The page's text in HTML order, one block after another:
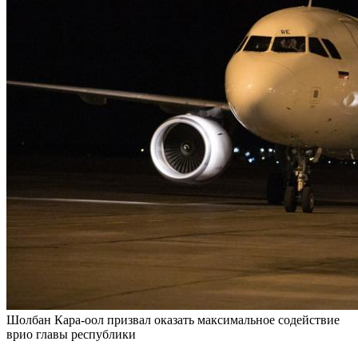
Шолбан Кара-оол призвал оказать максимальное содействие
врио главы республики